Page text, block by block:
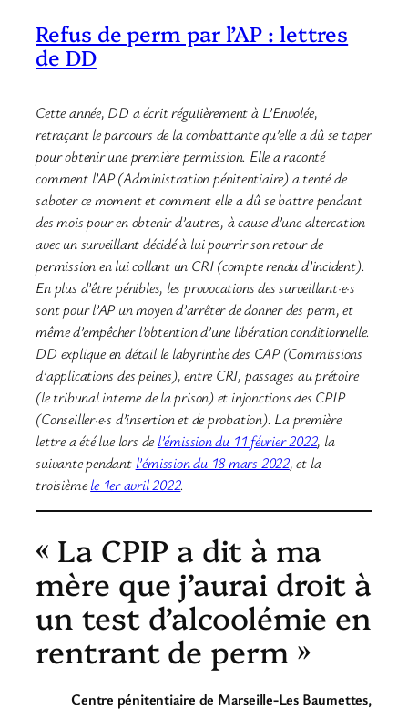
Refus de perm par l’AP : lettres
de DD
Cette année, DD a écrit régulièrement à L’Envolée,
retraçant le parcours de la combattante qu’elle a dû se taper
pour obtenir une première permission. Elle a raconté
comment l’AP (Administration pénitentiaire) a tenté de
saboter ce moment et comment elle a dû se battre pendant
des mois pour en obtenir d’autres, à cause d’une altercation
avec un surveillant décidé à lui pourrir son retour de
permission en lui collant un CRI (compte rendu d’incident).
En plus d’être pénibles, les provocations des surveillant·e·s
sont pour l’AP un moyen d’arrêter de donner des perm, et
même d’empêcher l’obtention d’une libération conditionnelle.
DD explique en détail le labyrinthe des CAP (Commissions
d’applications des peines), entre CRI, passages au prétoire
(le tribunal interne de la prison) et injonctions des CPIP
(Conseiller·e·s d’insertion et de probation). La première
lettre a été lue lors del’émission du 11 février 2022, la
suivante pendant l’émission du 18 mars 2022, et la
troisièmele 1er avril 2022.
« La CPIP a dit à ma
mère que j’aurai droit à
un test d’alcoolémie en
rentrant de perm »
Centre pénitentiaire de Marseille-Les Baumettes,